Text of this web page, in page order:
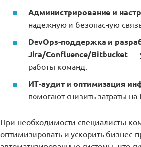
Администрирование и
надежную и безопасную
DevOps-поддержка и
Jira/Confluence/Bitbucket —
работы команд.
ИТ-аудит и оптимизация
помогают снизить затраты на
При необходимости специалисты
оптимизировать и ускорить бизнес-